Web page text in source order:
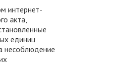
интернет-
акта,
единиц
несоблюдение